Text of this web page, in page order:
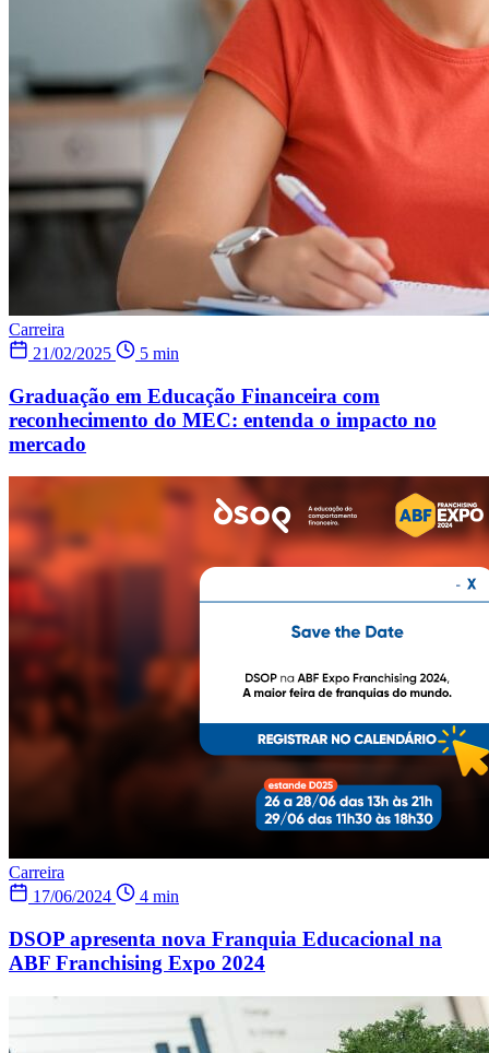
Carreira
21/02/2025
5 min
Graduação em Educação Financeira com
reconhecimento do MEC: entenda o impacto no
mercado
Carreira
17/06/2024
4 min
DSOP apresenta nova Franquia Educacional na
ABF Franchising Expo 2024